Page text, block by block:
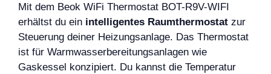
Mit dem Beok WiFi Thermostat BOT-R9V-WIFI
erhältst du ein intelligentes Raumthermostat zur
Steuerung deiner Heizungsanlage. Das Thermostat
ist für Warmwasserbereitungsanlagen wie
Gaskessel konzipiert. Du kannst die Temperatur